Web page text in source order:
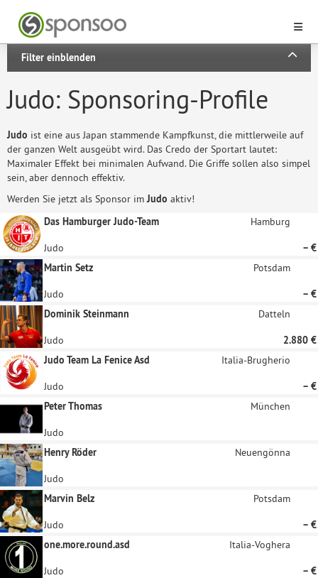
Filter einblenden
Judo: Sponsoring-Profile
Judo ist eine aus Japan stammende Kampfkunst, die mittlerweile auf
der ganzen Welt ausgeübt wird. Das Credo der Sportart lautet:
Maximaler Effekt bei minimalen Aufwand. Die Griffe sollen also simpel
sein, aber dennoch effektiv.
Werden Sie jetzt als Sponsor imJudo aktiv!
Das Hamburger Judo-Team
Hamburg
Judo
– €
Martin Setz
Potsdam
Judo
– €
Dominik Steinmann
Datteln
Judo
2.880 €
Judo Team La Fenice Asd
Italia-Brugherio
Judo
– €
Peter Thomas
München
Judo
Henry Röder
Neuengönna
Judo
Marvin Belz
Potsdam
Judo
– €
one.more.round.asd
Italia-Voghera
Judo
– €